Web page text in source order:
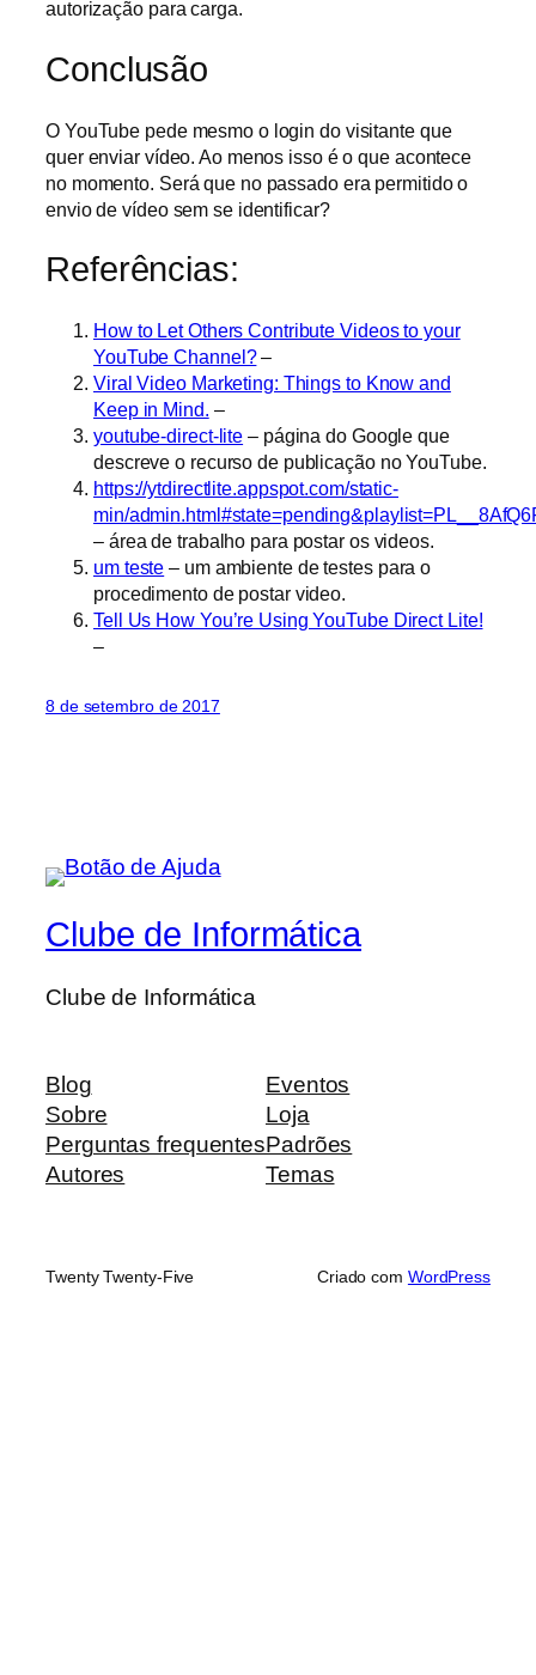
autorização para carga.
Conclusão
O YouTube pede mesmo o login do visitante que
quer enviar vídeo. Ao menos isso é o que acontece
no momento. Será que no passado era permitido o
envio de vídeo sem se identificar?
Referências:
How to Let Others Contribute Videos to your
YouTube Channel?–
Viral Video Marketing: Things to Know and
Keep in Mind. –
youtube-direct-lite – página do Google que
descreve o recurso de publicação no YouTube.
https://ytdirectlite.appspot.com/static-
min/
– área de trabalho para postar os videos.
um teste – um ambiente de testes para o
procedimento de postar video.
Tell Us How You’re Using YouTube Direct Lite!
–
8 de setembro de 2017
Clube de Informática
Clube de Informática
Blog
Sobre
Perguntas frequentes
Autores
Eventos
Loja
Padrões
Temas
Twenty Twenty-Five Criado com WordPress